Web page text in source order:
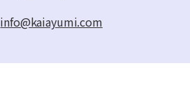
info@kaiayumi.com